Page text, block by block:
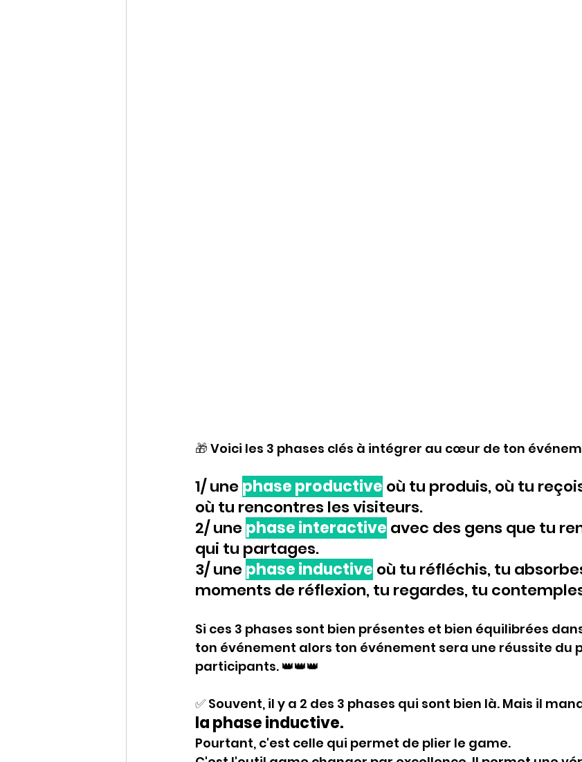
🎁 Voici les 3 phases clés à intégrer au cœur de ton
1/ une phase productive où tu produis, où tu
où tu rencontres les visiteurs.
2/ une phase interactive avec des gens que tu
qui tu partages.
3/ une phase inductive où tu réfléchis, tu
moments de réflexion, tu regardes, tu
Si ces 3 phases sont bien présentes et bien équilibrées
ton événement alors ton événement sera une réussite du
participants. 👑👑👑
✅ Souvent, il y a 2 des 3 phases qui sont bien là. Mais il
la phase inductive.
Pourtant, c'est celle qui permet de plier le game.